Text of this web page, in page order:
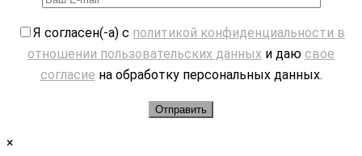
Я согласен(-а) с политикой конфиденциальности в
отношении пользовательских данных и даю свое
согласие на обработку персональных данных.
×